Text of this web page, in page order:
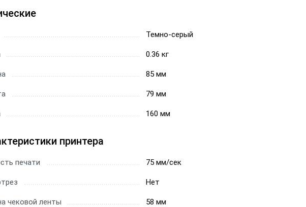
Темно-серый
0.36 кг
85 мм
79 мм
160 мм
принтера
печати 75 мм/сек
Нет
чековой ленты 58 мм